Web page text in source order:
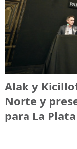
Alak y
Norte y
para La Plata